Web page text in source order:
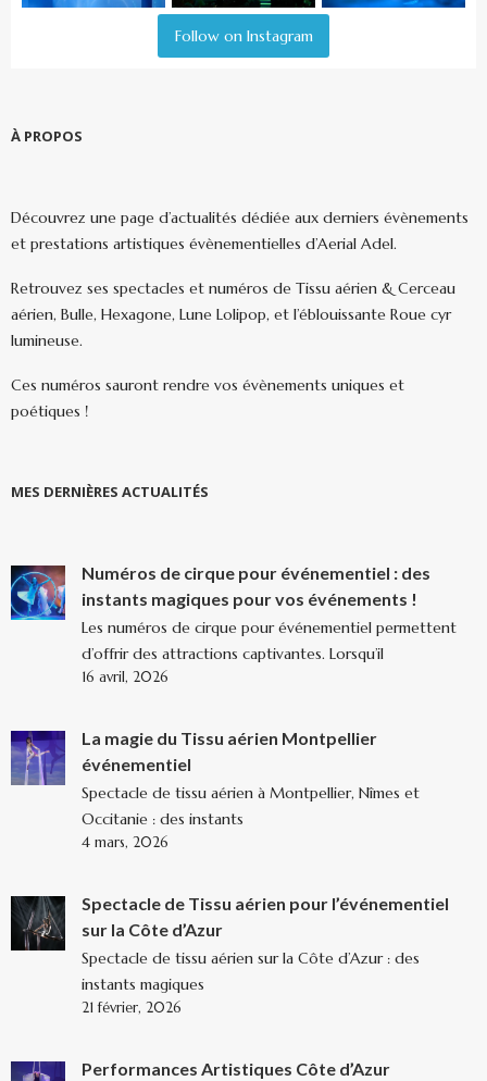
Follow on Instagram
À PROPOS
Découvrez une page d’actualités dédiée aux derniers évènements
et prestations artistiques évènementielles d’Aerial Adel.
Retrouvez ses spectacles et numéros de Tissu aérien & Cerceau
aérien, Bulle, Hexagone, Lune Lolipop, et l’éblouissante Roue cyr
lumineuse.
Ces numéros sauront rendre vos évènements uniques et
poétiques !
MES DERNIÈRES ACTUALITÉS
Numéros de cirque pour événementiel : des
instants magiques pour vos événements !
Les numéros de cirque pour événementiel permettent
d’offrir des attractions captivantes. Lorsqu’il
16 avril, 2026
La magie du Tissu aérien Montpellier
événementiel
Spectacle de tissu aérien à Montpellier, Nîmes et
Occitanie : des instants
4 mars, 2026
Spectacle de Tissu aérien pour l’événementiel
sur la Côte d’Azur
Spectacle de tissu aérien sur la Côte d’Azur : des
instants magiques
21 février, 2026
Performances Artistiques Côte d’Azur